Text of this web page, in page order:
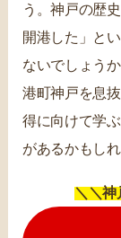
う。神戸の歴
開港した」と
ないでしょう
港町神戸を息
得に向けて学
があるかもしれ
＼＼神